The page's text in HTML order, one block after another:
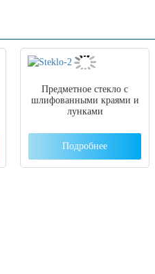
Предметное стекло с
шлифованными краями и
лунками
Подробнее